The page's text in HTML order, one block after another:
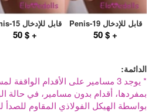
قابل للإدخال Penis-15
+ $ 50
قابل للإدخال Penis-19
+ $ 50
الدائمة:
* يوجد 3 مسامير على الأقدام
بمفردها، أقدام بدون مسامير، في
بواسطة الهيكل الفولاذي المقاوم للصدأ